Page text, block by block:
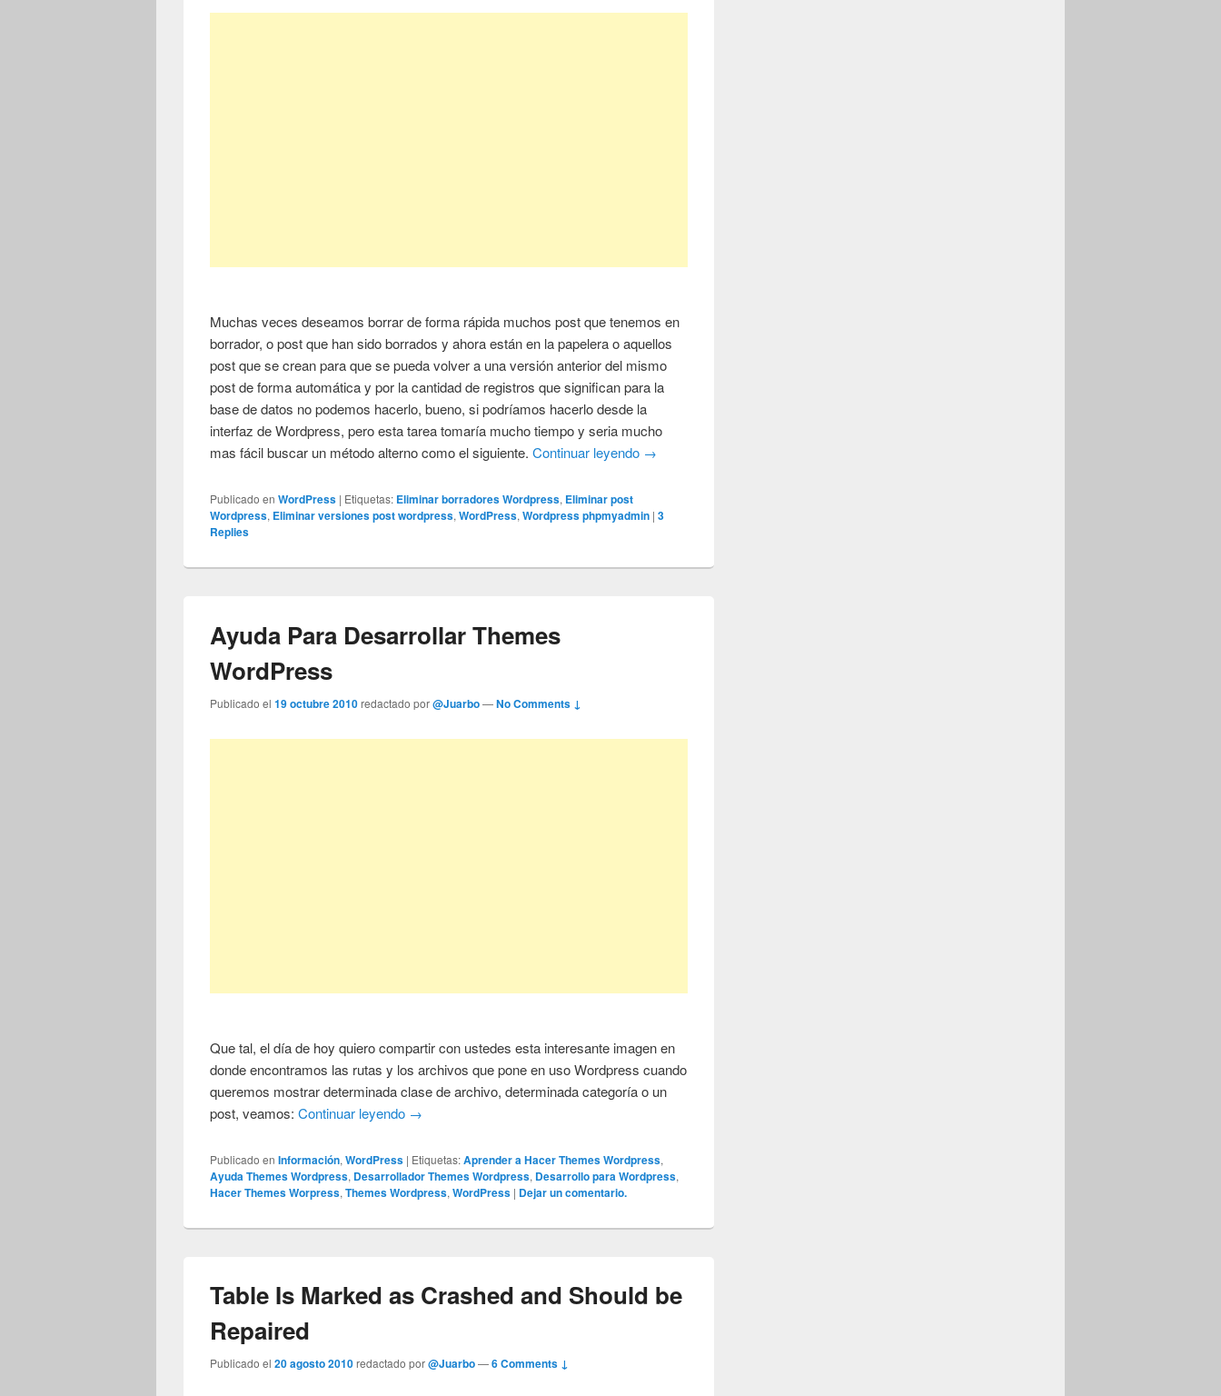
Muchas veces deseamos borrar de forma rápida muchos post que tenemos en
borrador, o post que han sido borrados y ahora están en la papelera o aquellos
post que se crean para que se pueda volver a una versión anterior del mismo
post de forma automática y por la cantidad de registros que significan para la
base de datos no podemos hacerlo, bueno, si podríamos hacerlo desde la
interfaz de Wordpress, pero esta tarea tomaría mucho tiempo y seria mucho
mas fácil buscar un método alterno como el siguiente.Continuar leyendo →
Publicado en WordPress | Etiquetas: Eliminar borradores Wordpress, Eliminar post
Wordpress, Eliminar versiones post wordpress,WordPress,Wordpress phpmyadmin |3
Replies
Ayuda Para Desarrollar Themes
WordPress
Publicado el19 octubre 2010redactado por@Juarbo—No Comments ↓
Que tal, el día de hoy quiero compartir con ustedes esta interesante imagen en
donde encontramos las rutas y los archivos que pone en uso Wordpress cuando
queremos mostrar determinada clase de archivo, determinada categoría o un
post, veamos:Continuar leyendo →
Publicado en Información,WordPress | Etiquetas:Aprender a Hacer Themes Wordpress,
Ayuda Themes Wordpress, Desarrollador Themes Wordpress, Desarrollo para Wordpress,
Hacer Themes Worpress,Themes Wordpress,WordPress | Dejar un comentario.
Table Is Marked as Crashed and Should be
Repaired
Publicado el20 agosto 2010redactado por@Juarbo—6 Comments ↓